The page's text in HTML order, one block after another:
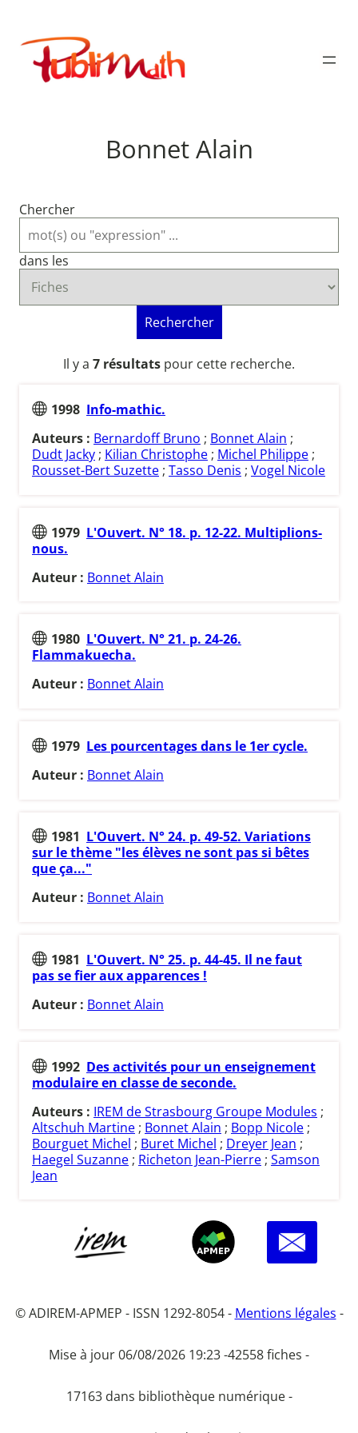
contenu
Publimath
Bonnet Alain
Chercher
dans les
Rechercher
Il y a 7 résultats pour cette recherche.
1998 Info-mathic.
Auteurs : Bernardoff Bruno ; Bonnet Alain ;
Dudt Jacky ; Kilian Christophe ; Michel Philippe ;
Rousset-Bert Suzette ; Tasso Denis ; Vogel Nicole
1979 L'Ouvert. N° 18. p. 12-22. Multiplions-
nous.
Auteur : Bonnet Alain
1980 L'Ouvert. N° 21. p. 24-26.
Flammakuecha.
Auteur : Bonnet Alain
1979 Les pourcentages dans le 1er cycle.
Auteur : Bonnet Alain
1981 L'Ouvert. N° 24. p. 49-52. Variations
sur le thème "les élèves ne sont pas si bêtes
que ça..."
Auteur : Bonnet Alain
1981 L'Ouvert. N° 25. p. 44-45. Il ne faut
pas se fier aux apparences !
Auteur : Bonnet Alain
1992 Des activités pour un enseignement
modulaire en classe de seconde.
Auteurs : IREM de Strasbourg Groupe Modules ;
Altschuh Martine ; Bonnet Alain ; Bopp Nicole ;
Bourguet Michel ; Buret Michel ; Dreyer Jean ;
Haegel Suzanne ; Richeton Jean-Pierre ; Samson
Jean
© ADIREM-APMEP - ISSN 1292-8054 - Mentions légales -
Mise à jour 06/08/2026 19:23 -42558 fiches -
17163 dans bibliothèque numérique -